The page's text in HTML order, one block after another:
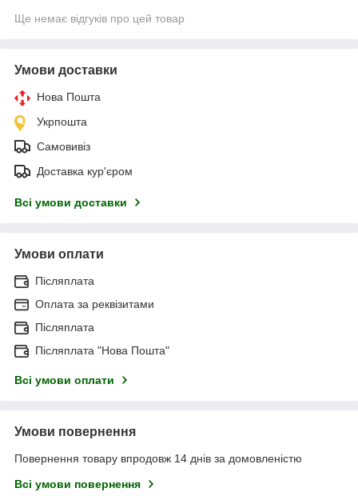
Ще немає відгуків про цей товар
Умови доставки
Нова Пошта
Укрпошта
Самовивіз
Доставка кур'єром
Всі умови доставки
Умови оплати
Післяплата
Оплата за реквізитами
Післяплата
Післяплата "Нова Пошта"
Всі умови оплати
Умови повернення
Повернення товару впродовж 14 днів за домовленістю
Всі умови повернення